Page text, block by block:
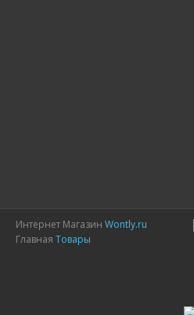
Интернет Магазин Wontly.ru
Главная Товары